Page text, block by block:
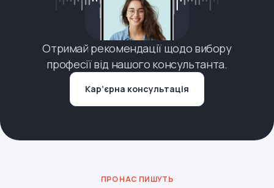
Отримай рекомендації щодо вибору
професії від нашого консультанта.
Кар’єрна консультація
ПРО НАС ПИШУТЬ